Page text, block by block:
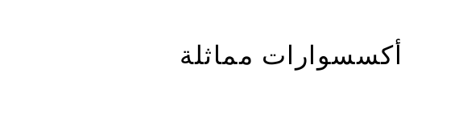
أكسسوارات مماثلة